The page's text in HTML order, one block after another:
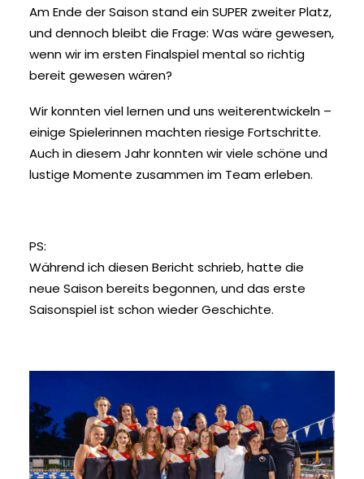
Am Ende der Saison stand ein SUPER zweiter Platz,
und dennoch bleibt die Frage: Was wäre gewesen,
wenn wir im ersten Finalspiel mental so richtig
bereit gewesen wären?
Wir konnten viel lernen und uns weiterentwickeln –
einige Spielerinnen machten riesige Fortschritte.
Auch in diesem Jahr konnten wir viele schöne und
lustige Momente zusammen im Team erleben.
PS:
Während ich diesen Bericht schrieb, hatte die
neue Saison bereits begonnen, und das erste
Saisonspiel ist schon wieder Geschichte.